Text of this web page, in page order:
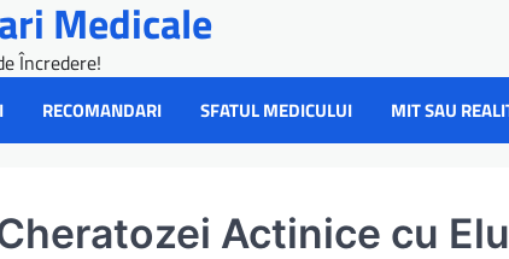
Medicale
Încredere!
RECOMANDARI SFATUL MEDICULUI MIT SAU
Actinice cu